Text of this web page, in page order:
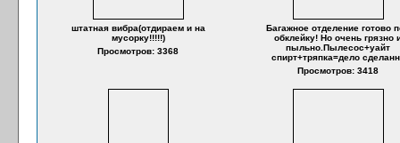
штатная вибра(отдираем и на
мусорку!!!!!)
Просмотров: 3368
Багажное отделение готово
обклейку! Но очень грязно
пыльно.Пылесос+уайт
спирт+тряпка=дело
Просмотров: 3418